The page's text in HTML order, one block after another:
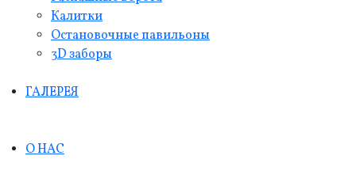
Калитки
Остановочные павильоны
3D заборы
ГАЛЕРЕЯ
О НАС